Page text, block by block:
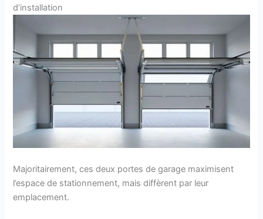
d’installation
Majoritairement, ces deux portes de garage maximisent
l’espace de stationnement, mais diffèrent par leur
emplacement.